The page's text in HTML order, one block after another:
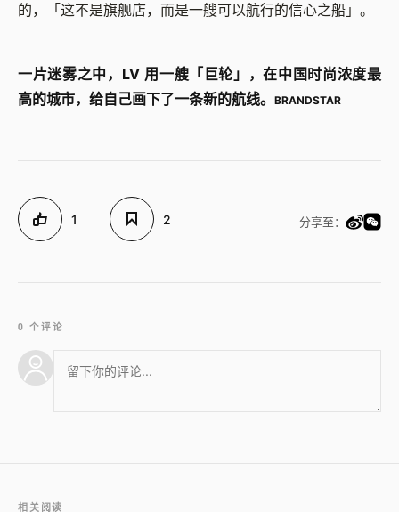
的，「这不是旗舰店，而是一艘可以航行的信心之船」。
一片迷雾之中，LV 用一艘「巨轮」，在中国时尚浓度最
高的城市，给自己画下了一条新的航线。 BRANDSTAR
1 2 分享至：
0 个评论
相关阅读